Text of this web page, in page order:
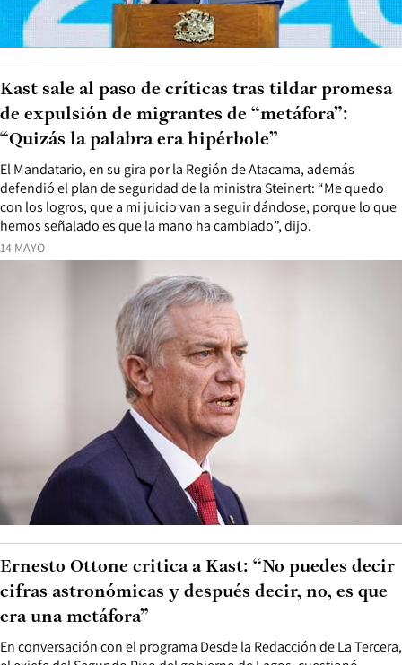
14 MAYO
El Mandatario, en su gira por la Región de Atacama, además
defendió el plan de seguridad de la ministra Steinert: “Me quedo
con los logros, que a mi juicio van a seguir dándose, porque lo que
hemos señalado es que la mano ha cambiado”, dijo.
Kast sale al paso de críticas tras tildar promesa
de expulsión de migrantes de “metáfora”:
“Quizás la palabra era hipérbole”
En conversación con el programa Desde la Redacción de La Tercera,
Ernesto Ottone critica a Kast: “No puedes decir
cifras astronómicas y después decir, no, es que
era una metáfora”